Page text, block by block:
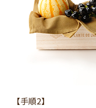
【手順2】